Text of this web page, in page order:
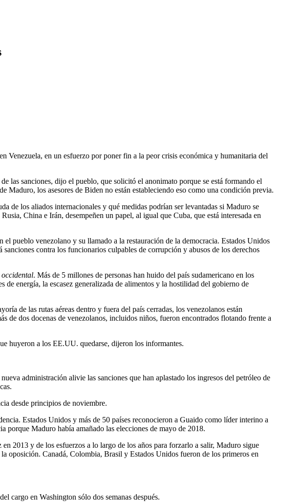
Venezuela, en un esfuerzo por poner fin a la peor crisis económica y humanitaria del
las sanciones, dijo el pueblo, que solicitó el anonimato porque se está formando el
los asesores de Biden no están estableciendo eso como una condición previa.
de los aliados internacionales y qué medidas podrían ser levantadas si Maduro se
China e Irán, desempeñen un papel, al igual que Cuba, que está interesada en
pueblo venezolano y su llamado a la restauración de la democracia. Estados Unidos
contra los funcionarios culpables de corrupción y abusos de los derechos
. Más de 5 millones de personas han huido del país sudamericano en los
energía, la escasez generalizada de alimentos y la hostilidad del gobierno de
de las rutas aéreas dentro y fuera del país cerradas, los venezolanos están
de dos docenas de venezolanos, incluidos niños, fueron encontrados flotando frente a
huyeron a los EE.UU. quedarse, dijeron los informantes.
administración alivie las sanciones que han aplastado los ingresos del petróleo de
desde principios de noviembre.
Estados Unidos y más de 50 países reconocieron a Guaido como líder interino a
porque Maduro había amañado las elecciones de mayo de 2018.
2013 y de los esfuerzos a lo largo de los años para forzarlo a salir, Maduro sigue
oposición. Canadá, Colombia, Brasil y Estados Unidos fueron de los primeros en
cargo en Washington sólo dos semanas después.